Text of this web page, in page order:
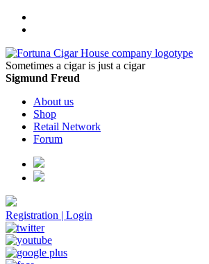
Sometimes a cigar is just a cigar
Sigmund Freud
About us
Shop
Retail Network
Forum
Registration | Login